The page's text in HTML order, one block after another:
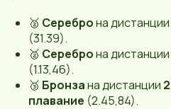
🥈 Сереброна дистанции
(31.39).
🥈 Сереброна дистанции
(1.13,46).
🥉 Бронзана дистанции
плавание (2.45,84).